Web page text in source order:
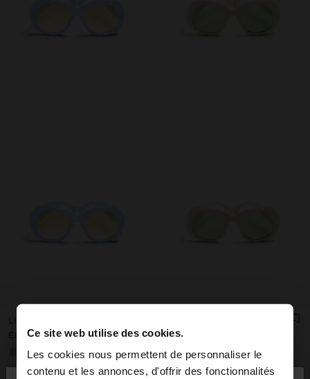
Ce site web utilise des cookies.
Les cookies nous permettent de personnaliser le
contenu et les annonces, d'offrir des fonctionnalités
E£ 499,00
E£ 499,00
+1